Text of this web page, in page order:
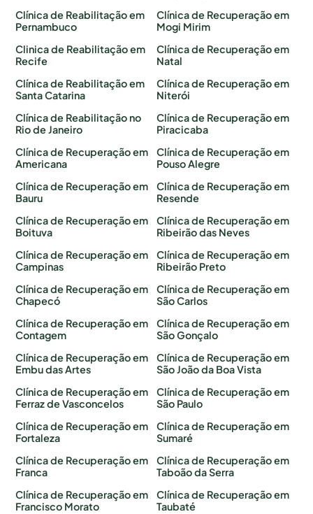
Clínica de Reabilitação em
Pernambuco
Clinica de Reabilitação em
Recife
Clínica de Reabilitação em
Santa Catarina
Clínica de Reabilitação no
Rio de Janeiro
Clínica de Recuperação em
Americana
Clínica de Recuperação em
Bauru
Clínica de Recuperação em
Boituva
Clínica de Recuperação em
Campinas
Clínica de Recuperação em
Chapecó
Clínica de Recuperação em
Contagem
Clínica de Recuperação em
Embu das Artes
Clínica de Recuperação em
Ferraz de Vasconcelos
Clínica de Recuperação em
Fortaleza
Clínica de Recuperação em
Franca
Clínica de Recuperação em
Francisco Morato
Clínica de Recuperação em
Mogi Mirim
Clínica de Recuperação em
Natal
Clínica de Recuperação em
Niterói
Clínica de Recuperação em
Piracicaba
Clínica de Recuperação em
Pouso Alegre
Clínica de Recuperação em
Resende
Clínica de Recuperação em
Ribeirão das Neves
Clínica de Recuperação em
Ribeirão Preto
Clínica de Recuperação em
São Carlos
Clínica de Recuperação em
São Gonçalo
Clínica de Recuperação em
São João da Boa Vista
Clínica de Recuperação em
São Paulo
Clínica de Recuperação em
Sumaré
Clínica de Recuperação em
Taboão da Serra
Clínica de Recuperação em
Taubaté